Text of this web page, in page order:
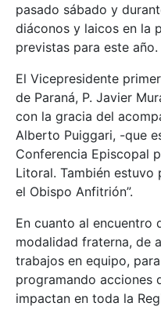
pasado sábado y
diáconos y laicos en la
previstas para este año.
El Vicepresidente
de Paraná, P. Javier
con la gracia del
Alberto Puiggari, -que
Conferencia Episcopal
Litoral. También estuvo
el Obispo Anfitrión”.
En cuanto al encuentro
modalidad fraterna, de
trabajos en equipo,
programando acciones
impactan en toda la